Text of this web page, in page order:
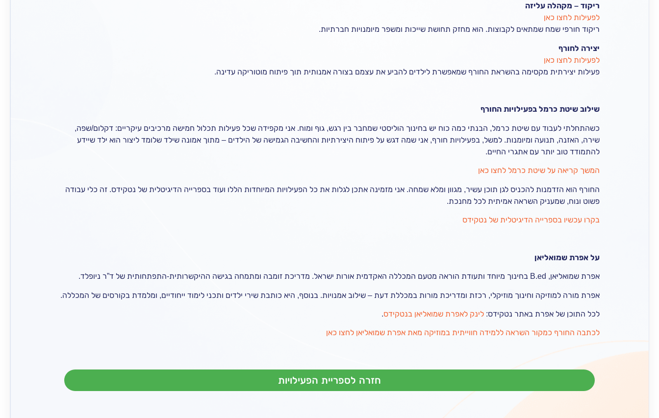
ריקוד – מקהלה עליזה
לפעילות לחצו כאן
ריקוד חורפי שמח שמתאים לקבוצות. הוא מחזק תחושת שייכות ומשפר מיומנויות חברתיות.
יצירה לחורף
לפעילות לחצו כאן
פעילות יצירתית מקסימה בהשראת החורף שמאפשרת לילדים להביע את עצמם בצורה אמנותית תוך פיתוח מוטוריקה עדינה.
שילוב שיטת כרמל בפעילויות החורף
כשהתחלתי לעבוד עם שיטת כרמל, הבנתי כמה כוח יש בחינוך הוליסטי שמחבר בין רגש, גוף ומוח. אני מקפידה שכל פעילות תכלול חמישה מרכיבים עיקריים: דקלום/שפה,
שירה, האזנה, תנועה ומיומנות. למשל, בפעילויות חורף, אני שמה דגש על פיתוח היצירתיות והחשיבה הגמישה של הילדים – מתוך אמונה שילד שלומד ליצור הוא ילד שיידע
להתמודד טוב יותר עם אתגרי החיים.
המשך קריאה על שיטת כרמל לחצו כאן
החורף הוא הזדמנות להכניס לגן תוכן עשיר, מגוון ומלא שמחה. אני מזמינה אתכן לגלות את כל הפעילויות המיוחדות הללו ועוד בספרייה הדיגיטלית של נטקידס. זה כלי עבודה
פשוט ונוח, שמעניק השראה אמיתית לכל מחנכת.
בקרו עכשיו בספרייה הדיגיטלית של נטקידס
על אפרת שמואליאן
אפרת שמואליאן, B.ed בחינוך מיוחד ותעודת הוראה מטעם המכללה האקדמית אורות ישראל. מדריכת זומבה ומתמחה בגישה ההיקשרותית-התפתחותית של ד”ר ניופלד.
אפרת מורה למוזיקה וחינוך מוזיקלי, רכזת ומדריכת מורות במכללת דעת – שילוב אמנויות. בנוסף, היא כותבת שירי ילדים ותכני לימוד ייחודיים, ומלמדת בקורסים של המכללה.
לכל התוכן של אפרת באתר נטקידס: לינק לאפרת שמואליאן בנטקידס.
לכתבה החורף כמקור השראה ללמידה חווייתית במוזיקה מאת אפרת שמואליאן לחצו כאן
חזרה לספריית הפעילויות